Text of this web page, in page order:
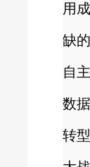
用
缺
自
数
转